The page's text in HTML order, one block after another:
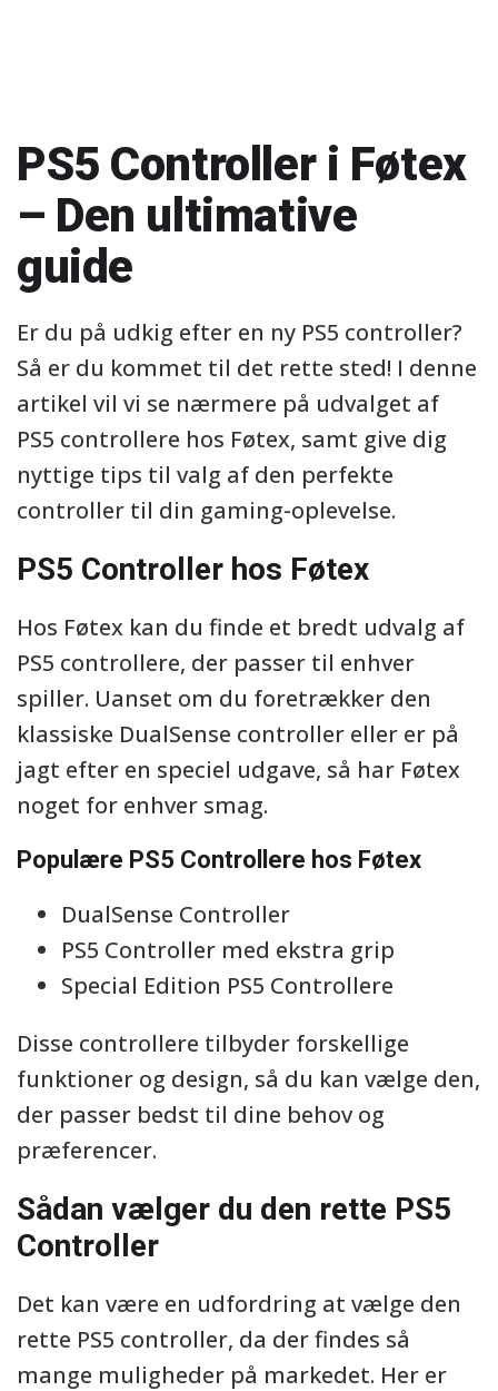
PS5 Controller i Føtex
– Den ultimative
guide
Er du på udkig efter en ny PS5 controller?
Så er du kommet til det rette sted! I denne
artikel vil vi se nærmere på udvalget af
PS5 controllere hos Føtex, samt give dig
nyttige tips til valg af den perfekte
controller til din gaming-oplevelse.
PS5 Controller hos Føtex
Hos Føtex kan du finde et bredt udvalg af
PS5 controllere, der passer til enhver
spiller. Uanset om du foretrækker den
klassiske DualSense controller eller er på
jagt efter en speciel udgave, så har Føtex
noget for enhver smag.
Populære PS5 Controllere hos Føtex
DualSense Controller
PS5 Controller med ekstra grip
Special Edition PS5 Controllere
Disse controllere tilbyder forskellige
funktioner og design, så du kan vælge den,
der passer bedst til dine behov og
præferencer.
Sådan vælger du den rette PS5
Controller
Det kan være en udfordring at vælge den
rette PS5 controller, da der findes så
mange muligheder på markedet. Her er